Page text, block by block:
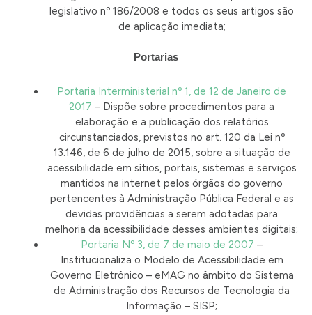
legislativo nº 186/2008 e todos os seus artigos são
de aplicação imediata;
Portarias
Portaria Interministerial nº 1, de 12 de Janeiro de
2017 – Dispõe sobre procedimentos para a
elaboração e a publicação dos relatórios
circunstanciados, previstos no art. 120 da Lei nº
13.146, de 6 de julho de 2015, sobre a situação de
acessibilidade em sítios, portais, sistemas e serviços
mantidos na internet pelos órgãos do governo
pertencentes à Administração Pública Federal e as
devidas providências a serem adotadas para
melhoria da acessibilidade desses ambientes digitais;
Portaria Nº 3, de 7 de maio de 2007 –
Institucionaliza o Modelo de Acessibilidade em
Governo Eletrônico – eMAG no âmbito do Sistema
de Administração dos Recursos de Tecnologia da
Informação – SISP;